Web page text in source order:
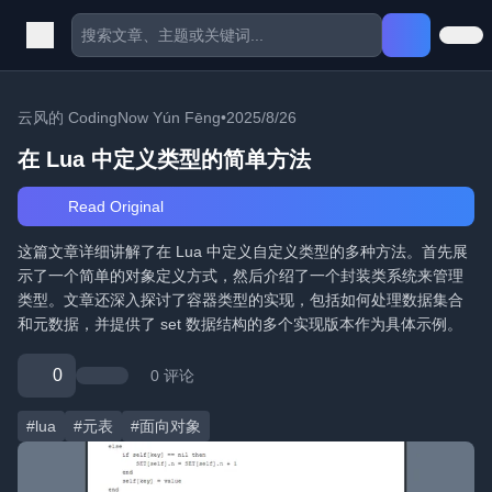
云风的 CodingNow Yún Fēng•2025/8/26
在 Lua 中定义类型的简单方法
Read Original
这篇文章详细讲解了在 Lua 中定义自定义类型的多种方法。首先展
示了一个简单的对象定义方式，然后介绍了一个封装类系统来管理
类型。文章还深入探讨了容器类型的实现，包括如何处理数据集合
和元数据，并提供了 set 数据结构的多个实现版本作为具体示例。
0 0 评论
#lua #元表 #面向对象